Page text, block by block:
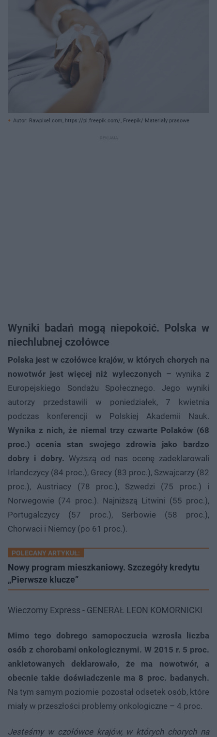
Autor: Rawpixel.com, https://pl.freepik.com/, Freepik/ Materiały prasowe
Wyniki badań mogą niepokoić. Polska w
niechlubnej czołówce
Polska jest w czołówce krajów, w których chorych na
nowotwór jest więcej niż wyleczonych – wynika z
Europejskiego Sondażu Społecznego. Jego wyniki
autorzy przedstawili w poniedziałek, 7 kwietnia
podczas konferencji w Polskiej Akademii Nauk.
Wynika z nich, że niemal trzy czwarte Polaków (68
proc.) ocenia stan swojego zdrowia jako bardzo
dobry i dobry. Wyższą od nas ocenę zadeklarowali
Irlandczycy (84 proc.), Grecy (83 proc.), Szwajcarzy (82
proc.), Austriacy (78 proc.), Szwedzi (75 proc.) i
Norwegowie (74 proc.). Najniższą Litwini (55 proc.),
Portugalczycy (57 proc.), Serbowie (58 proc.),
Chorwaci i Niemcy (po 61 proc.).
POLECANY ARTYKUŁ:
Nowy program mieszkaniowy. Szczegóły kredytu
„Pierwsze klucze”
Wieczorny Express - GENERAŁ LEON KOMORNICKI
Mimo tego dobrego samopoczucia wzrosła liczba
osób z chorobami onkologicznymi. W 2015 r. 5 proc.
ankietowanych deklarowało, że ma nowotwór, a
obecnie takie doświadczenie ma 8 proc. badanych.
Na tym samym poziomie pozostał odsetek osób, które
miały w przeszłości problemy onkologiczne – 4 proc.
Jesteśmy w czołówce krajów, w których chorych na